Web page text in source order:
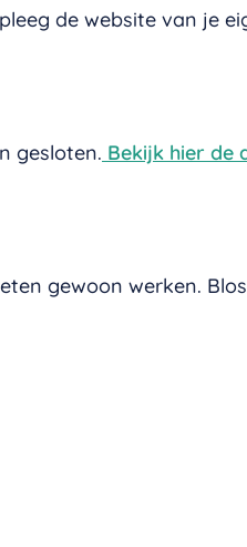
de website van je
gesloten. Bekijk hier de
gewoon werken.